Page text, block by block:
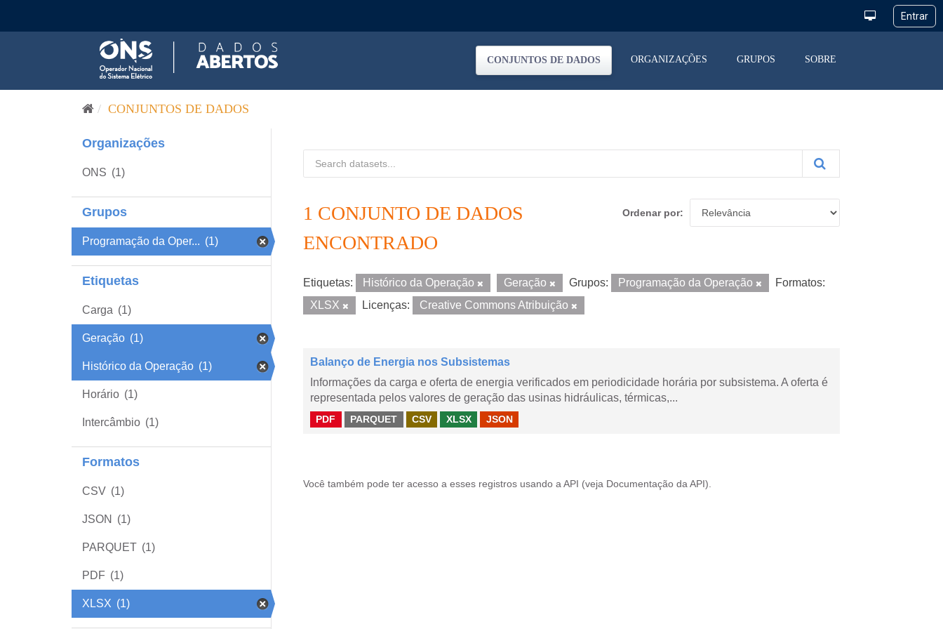
CONJUNTOS DE DADOS ORGANIZAÇÕES GRUPOS SOBRE
CONJUNTOS DE DADOS
Organizações
ONS (1)
Grupos
Programação da Oper... (1)
Etiquetas
Carga (1)
Geração (1)
Histórico da Operação (1)
Horário (1)
Intercâmbio (1)
Formatos
CSV (1)
JSON (1)
PARQUET (1)
PDF (1)
XLSX (1)
Ordenar por
1 CONJUNTO DE DADOS
ENCONTRADO
Etiquetas: Histórico da Operação Geração Grupos: Programação da Operação
Formatos:
XLSX
Licenças: Creative Commons Atribuição
Balanço de Energia nos Subsistemas
Informações da carga e oferta de energia verificados em periodicidade horária por subsistema. A oferta é
representada pelos valores de geração das usinas hidráulicas, térmicas,...
PDF PARQUET CSV XLSX JSON
Você também pode ter acesso a esses registros usando a API (veja Documentação da API ).